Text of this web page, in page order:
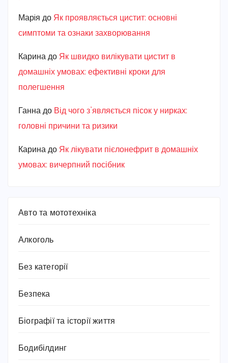
Марiя до Як проявляється цистит: основні
симптоми та ознаки захворювання
Карина до Як швидко вилікувати цистит в
домашніх умовах: ефективні кроки для
полегшення
Ганна до Від чого з’являється пісок у нирках:
головні причини та ризики
Карина до Як лікувати пієлонефрит в домашніх
умовах: вичерпний посібник
Авто та мототехніка
Алкоголь
Без категорії
Безпека
Біографії та історії життя
Бодибілдинг